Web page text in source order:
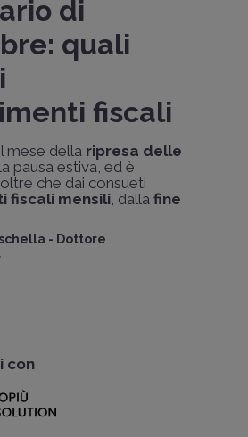
di
quali
fiscali
mese della ripresa delle
pausa estiva, ed è
che dai consueti
fiscali mensili , dallafine
- Dottore
con